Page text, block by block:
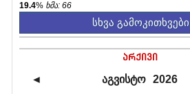
19.4% ხმა: 66
სხვა გამოკითხვები
არქივი
◄ აგვისტო 2026